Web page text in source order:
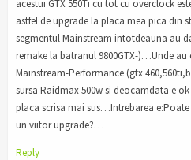
acestui GTX 550Ti cu tot cu overclock
astfel de upgrade la placa mea pica din
segmentul Mainstream intotdeauna au
remake la batranul 9800GTX-)…Unde au
Mainstream-Performance (gtx
sursa Raidmax 500w si deocamdata e
placa scrisa mai sus…Intrebarea e:Poate
un viitor upgrade?…
Reply